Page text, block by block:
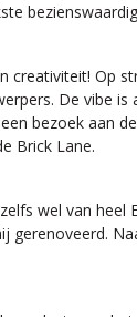
creativiteit!
De vibe
bezoek aan
Brick Lane.
wel van